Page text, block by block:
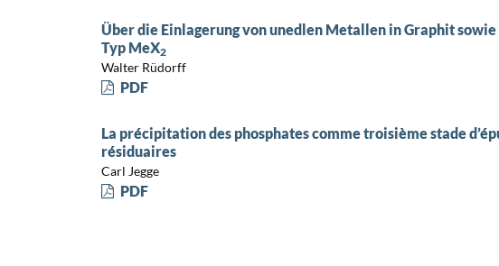
Über die Einlagerung von unedlen Metallen in Graphit
Typ MeX2
Walter Rüdorff
PDF
La précipitation des phosphates comme troisième stade
résiduaires
Carl Jegge
PDF